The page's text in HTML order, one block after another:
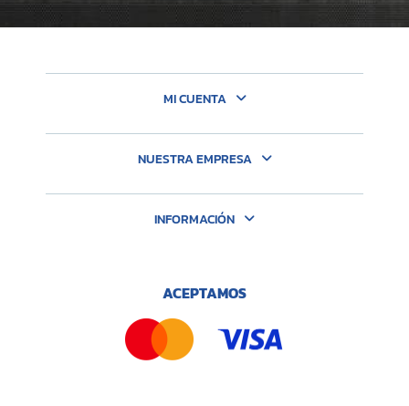
MI CUENTA
NUESTRA EMPRESA
INFORMACIÓN
ACEPTAMOS